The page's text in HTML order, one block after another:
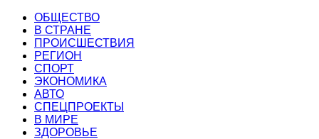
ОБЩЕСТВО
В СТРАНЕ
ПРОИСШЕСТВИЯ
РЕГИОН
CПОРТ
ЭКОНОМИКА
АВТО
СПЕЦПРОЕКТЫ
В МИРЕ
ЗДОРОВЬЕ